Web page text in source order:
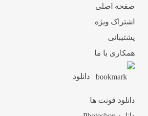
صفحه اصلی
اشتراک ویژه
پشتیبانی
همکاری با ما
دانلود
دانلود فونت ها